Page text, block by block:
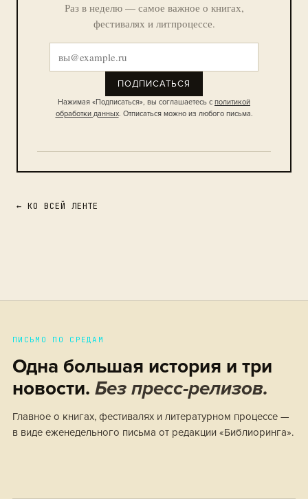
Раз в неделю — самое важное о книгах,
фестивалях и литпроцессе.
ПОДПИСАТЬСЯ
Нажимая «Подписаться», вы соглашаетесь с политикой
обработки данных. Отписаться можно из любого письма.
← КО ВСЕЙ ЛЕНТЕ
ПИСЬМО ПО СРЕДАМ
Одна большая история и три
новости. Без пресс-релизов.
Главное о книгах, фестивалях и литературном процессе —
в виде еженедельного письма от редакции «Библиоринга».